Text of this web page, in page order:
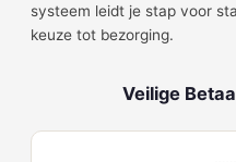
systeem leidt je stap voor
keuze tot bezorging.
Veilige